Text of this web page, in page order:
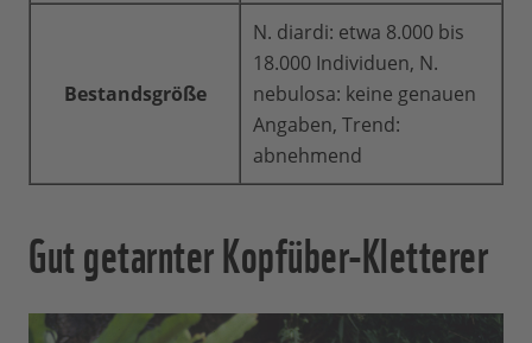
Bestandsgröße
N. diardi: etwa 8.000 bis
18.000 Individuen, N.
nebulosa: keine genauen
Angaben, Trend:
abnehmend
Gut getarnter Kopfüber-Kletterer